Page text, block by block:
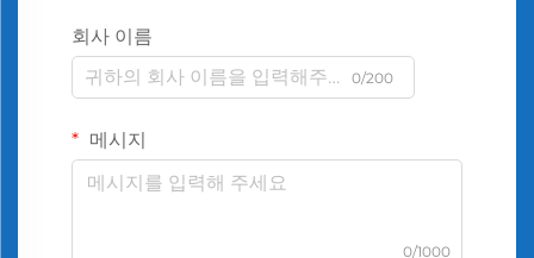
회사 이름
0/200
메시지
0/1000